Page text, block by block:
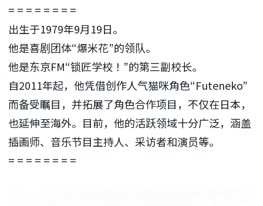
= = = = = = = =
出生于1979年9月19日。
他是喜剧团体“爆米花”的领队。
他是东京FM“锁匠学校！”的第三副校长。
自2011年起，他凭借创作人气猫咪角色“Futeneko”
而备受瞩目，并拓展了角色合作项目，不仅在日本，
也延伸至海外。目前，他的活跃领域十分广泛，涵盖
插画师、音乐节目主持人、采访者和演员等。
= = = = = = = =